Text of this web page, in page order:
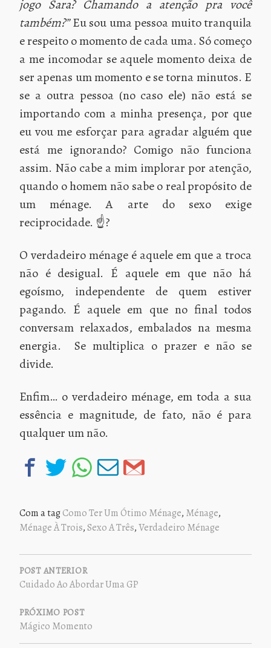
jogo Sara? Chamando a atenção pra você
também?”Eu sou uma pessoa muito tranquila
e respeito o momento de cada uma. Só começo
a me incomodar se aquele momento deixa de
ser apenas um momento e se torna minutos. E
se a outra pessoa (no caso ele) não está se
importando com a minha presença, por que
eu vou me esforçar para agradar alguém que
está me ignorando? Comigo não funciona
assim. Não cabe a mim implorar por atenção,
quando o homem não sabe o real propósito de
um ménage. A arte do sexo exige
reciprocidade. ☝?
O verdadeiro ménage é aquele em que a troca
não é desigual. É aquele em que não há
egoísmo, independente de quem estiver
pagando. É aquele em que no final todos
conversam relaxados, embalados na mesma
energia.
Se multiplica o prazer e não se
divide.
Enfim… o verdadeiro ménage, em toda a sua
essência e magnitude, de fato, não é para
qualquer um não.
Com a tagComo Ter Um Ótimo Ménage, Ménage,
Ménage À Trois,Sexo A Três,Verdadeiro Ménage
NAVEGAÇÃO
DE
POST
POST ANTERIOR
Cuidado Ao Abordar Uma GP
PRÓXIMO POST
Mágico Momento